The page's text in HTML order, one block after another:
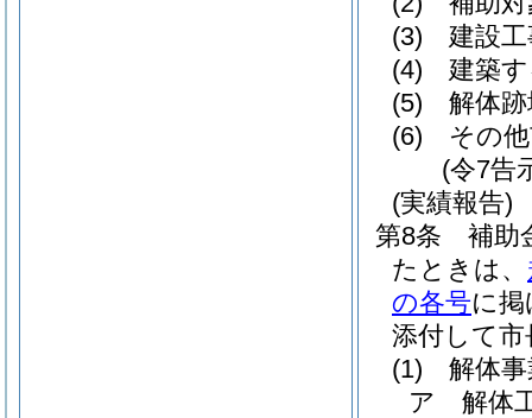
(3)
建設
(4)
建築
(5)
解体
(6)
その
(令7告
(実績報告)
第8条
補助
たときは、
の各号に
添付して
(1)
解体
ア
解体